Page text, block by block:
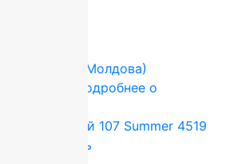
(Ковры Молдова)
Подробнее о
Прямой 107 Summer 4519
100% шерсть